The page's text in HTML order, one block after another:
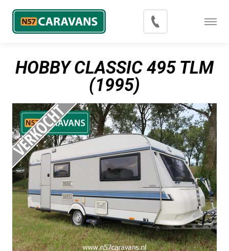
HOBBY CLASSIC 495 TLM
(1995)
Menu
Inkoop
Export
Contact
Over N57 Caravans